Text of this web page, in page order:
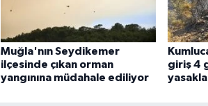
Muğla'nın Seydikemer
ilçesinde çıkan orman
yangınına müdahale ediliyor
giriş 4